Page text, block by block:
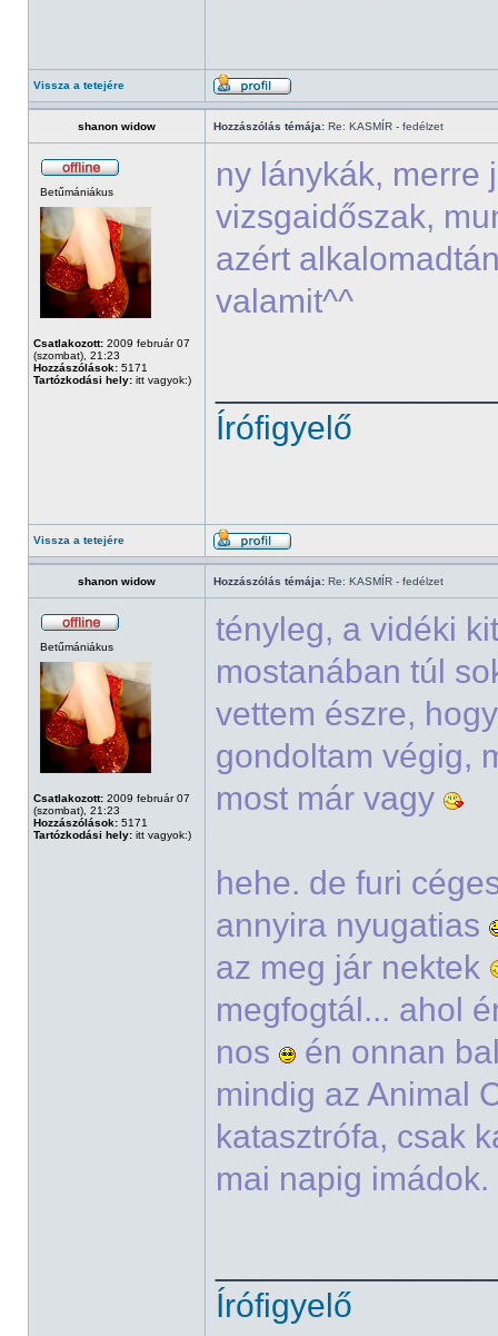
Vissza a tetejére
shanon widow Hozzászólás témája: Re: KASMÍR - fedélzet
Betűmániákus
Csatlakozott: 2009 február 07
(szombat), 21:23
Hozzászólások: 5171
Tartózkodási hely: itt vagyok:)
ny lánykák, merre
vizsgaidőszak,
azért
valamit^^
Írófigyelő
Vissza a tetejére
shanon widow Hozzászólás témája: Re: KASMÍR - fedélzet
Betűmániákus
Csatlakozott: 2009 február 07
(szombat), 21:23
Hozzászólások: 5171
Tartózkodási hely: itt vagyok:)
tényleg, a vidéki
mostanában túl
vettem észre,
gondoltam végig,
most már vagy
hehe. de furi
annyira nyugatias
az meg jár nektek
megfogtál... ahol
nos
én onnan
mindig az Animal
katasztrófa, csak
mai napig
Írófigyelő